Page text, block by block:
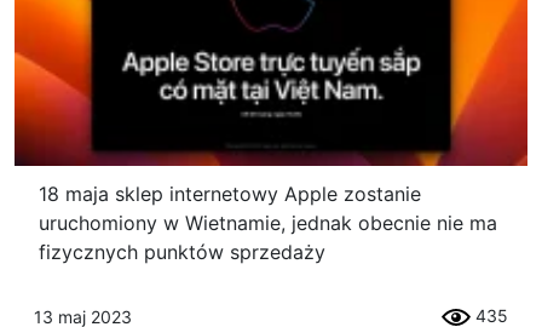
18 maja sklep internetowy Apple zostanie
uruchomiony w Wietnamie, jednak obecnie nie ma
fizycznych punktów sprzedaży
13 maj 2023 435